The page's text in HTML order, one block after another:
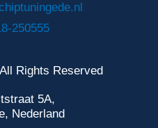
250555
Rights Reserved
5A,
Nederland